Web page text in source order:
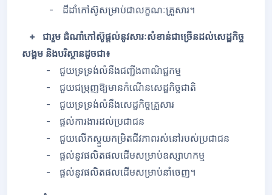
- ដីដាំកៅស៊ូសម្រាប់ជាលក្ខណៈគ្រួសារ។
+ ជារួម ដំណាំកៅស៊ូផ្តល់នូវសារៈសំខាន់ជាច្រើនដល់សេដ្ឋកិច្ច
សង្គម និងបរិស្ថានដូចជា៖
- ជួយទ្រទ្រង់លំនឹងជញ្ជីងពាណិជ្ជកម្ម
- ជួយជម្រុញឱ្យមានកំណើនសេដ្ឋកិច្ចជាតិ
- ជួយទ្រទ្រង់លំនឹងសេដ្ឋកិច្ចគ្រួសារ
- ផ្តល់ការងារដល់ប្រជាជន
- ជួយលើកស្ទួយកម្រិតជីវភាពរស់នៅរបស់ប្រជាជន
- ផ្តល់នូវផលិតផលដើមសម្រាប់ឧស្សាហកម្ម
- ផ្តល់នូវផលិតផលដើមសម្រាប់នាំចេញ។